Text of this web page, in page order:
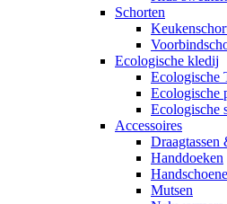
Schorten
Ecologische kledij
Ecologische
Ecologische
Ecologische
Accessoires
Draagtassen
Handdoeken
Mutsen